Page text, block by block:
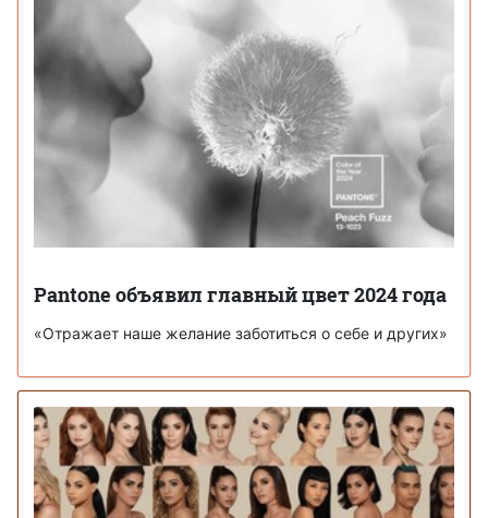
Pantone объявил главный цвет 2024 года
«Отражает наше желание заботиться о себе и других»